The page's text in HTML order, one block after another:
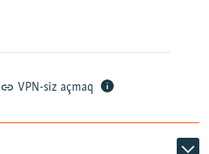
VPN-siz açmaq